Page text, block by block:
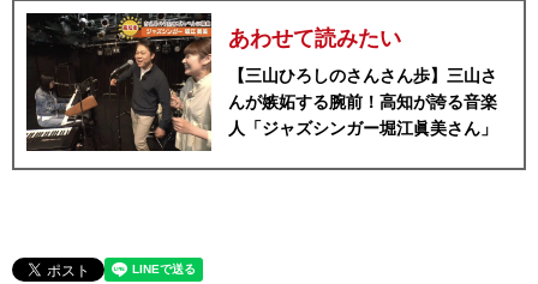
あわせて読みたい
【三山ひろしのさんさん歩】三山さ
んが嫉妬する腕前！高知が誇る音楽
人「ジャズシンガー堀江眞美さん」